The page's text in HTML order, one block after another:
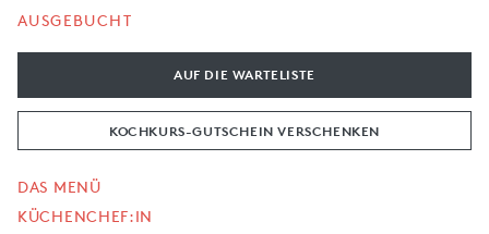
AUSGEBUCHT
AUF DIE WARTELISTE
KOCHKURS-GUTSCHEIN VERSCHENKEN
DAS MENÜ
KÜCHENCHEF:IN